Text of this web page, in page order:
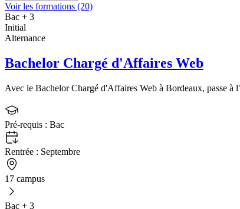
Voir les formations (20)
Bac + 3
Initial
Alternance
Bachelor Chargé d'Affaires Web
Avec le Bachelor Chargé d'Affaires Web à Bordeaux, passe à
Pré-requis : Bac
Rentrée : Septembre
17 campus
Bac + 3